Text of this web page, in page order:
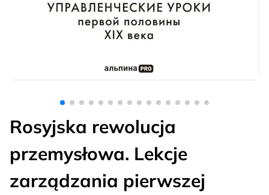
Rosyjska rewolucja
przemysłowa. Lekcje
zarządzania pierwszej